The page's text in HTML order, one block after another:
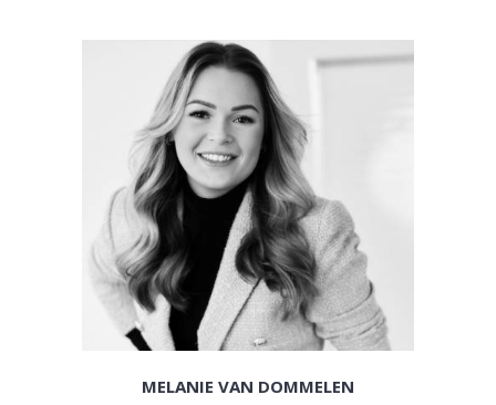
MELANIE VAN DOMMELEN